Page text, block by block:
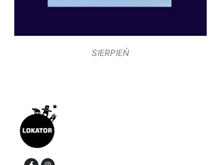
SIERPIEŃ